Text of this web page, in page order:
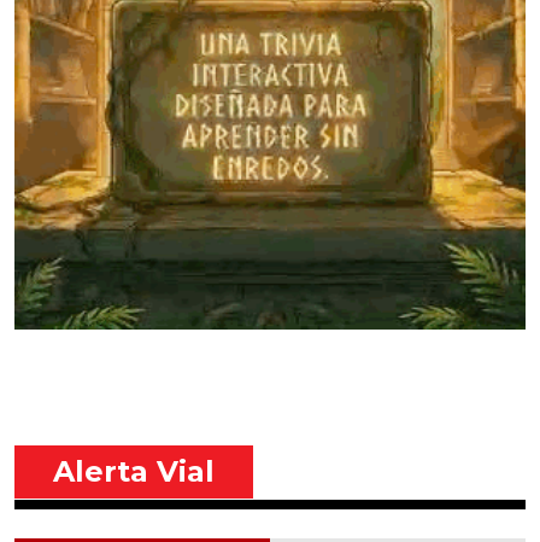
Alerta Vial